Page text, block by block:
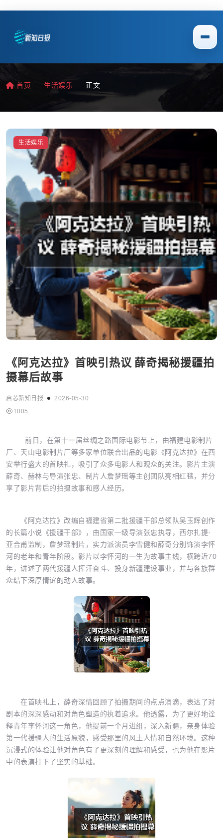
首页 生活娱乐 正文
生活娱乐
《阿克达拉》首映引热议 薛奇揭秘援疆拍
摄幕后故事
启芯新知日报
2026-05-30
1005
前日，在第十一届丝绸之路国际电影节上，由福建电影制片
厂、天山电影制片厂等多家单位联合出品的电影《阿克达拉》在西
安举行盛大的首映礼，吸引了众多电影人和观众的关注。影片主演
薛奇、赫林与导演张忠、制片人詹梦瑶等主创团队亮相红毯，并分
享了影片背后的拍摄故事和感人经历。
《阿克达拉》改编自福建省第二批援疆干部总领队吴玉辉创作
的长篇小说《援疆干部》，由国家一级导演张忠执导，西尔扎提·
亚合甫监制，詹梦瑶制片，实力派演员李雪健和薛奇分别饰演李怀
河的老年和青年阶段。影片以李怀河的一生为故事主线，横跨近70
年，讲述了两代援疆人挥汗奋斗、投身新疆建设事业，并与各族群
众结下深厚情谊的动人故事。
在首映礼上，薛奇深情回顾了拍摄期间的点点滴滴，表达了对
剧本的深深感动和对角色塑造的执着追求。他透露，为了更好地诠
释青年李怀河这一角色，他提前一个月进组，深入新疆，亲身体验
第一代援疆人的生活原貌，感受那里的风土人情和自然环境。这种
沉浸式的体验让他对角色有了更深刻的理解和感受，也为他在影片
中的表演打下了坚实的基础。